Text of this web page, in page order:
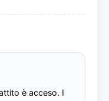
è acceso. I